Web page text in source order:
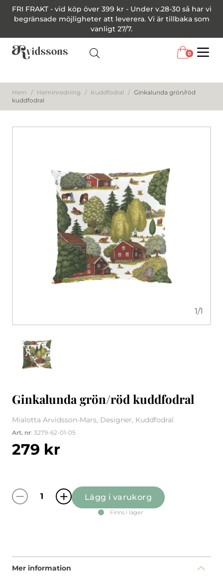
FRI FRAKT - vid köp över 399 kr - Under v.28-30 så har vi
begränsade möjligheter att leverera. Vi är tillbaka som
vanligt 27/7.
0
Hem / Heminredning / Kuddfodral / Ginkalunda grön/röd
kuddfodral
1/1
Ginkalunda grön/röd kuddfodral
Mialotta Arvidsson-Mars, Designer, Kuddfodral
Art. nr: 3279-62-01-05
279 kr
Ginkalunda grön/röd kuddfodral mängd
Lägg i varukorg
Finns i lager
Mer information